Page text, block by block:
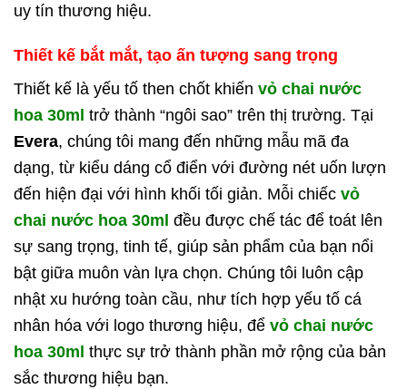
uy tín thương hiệu.
Thiết kế bắt mắt, tạo ấn tượng sang trọng
Thiết kế là yếu tố then chốt khiến vỏ chai nước
hoa 30ml trở thành “ngôi sao” trên thị trường. Tại
Evera, chúng tôi mang đến những mẫu mã đa
dạng, từ kiểu dáng cổ điển với đường nét uốn lượn
đến hiện đại với hình khối tối giản. Mỗi chiếc vỏ
chai nước hoa 30ml đều được chế tác để toát lên
sự sang trọng, tinh tế, giúp sản phẩm của bạn nổi
bật giữa muôn vàn lựa chọn. Chúng tôi luôn cập
nhật xu hướng toàn cầu, như tích hợp yếu tố cá
nhân hóa với logo thương hiệu, để vỏ chai nước
hoa 30ml thực sự trở thành phần mở rộng của bản
sắc thương hiệu bạn.